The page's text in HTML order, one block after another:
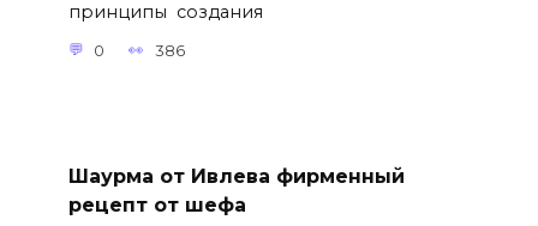
принципы создания
0 386
Шаурма от Ивлева фирменный
рецепт от шефа